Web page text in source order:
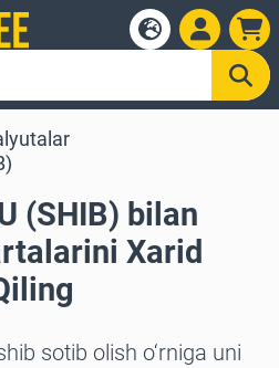
(SHIB) bilan
Xarid
sotib olish o‘rniga uni